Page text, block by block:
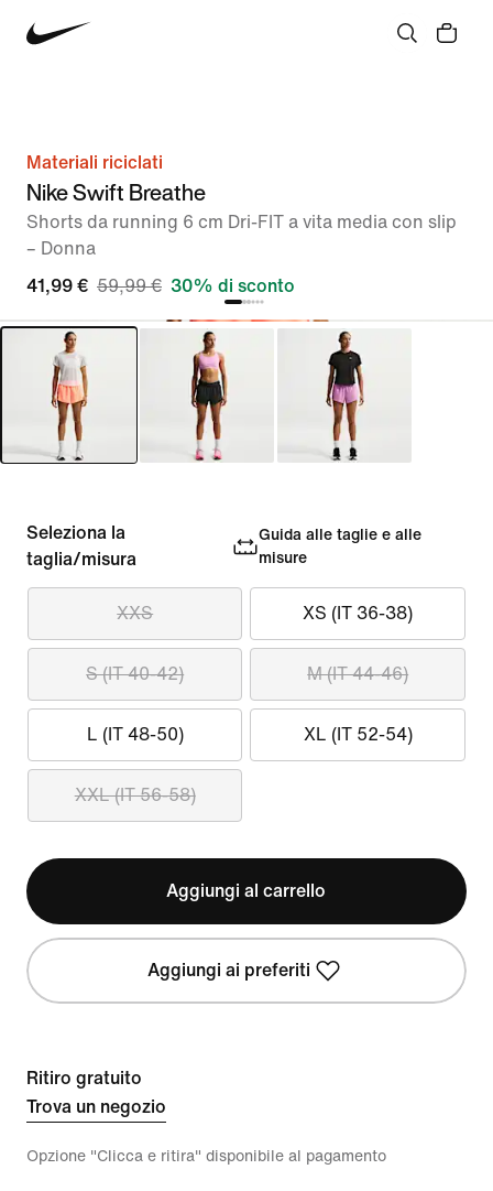
Materiali riciclati
Nike Swift Breathe
Shorts da running 6 cm Dri-FIT a vita media con slip
– Donna
41,99 € 59,99 € 30% di sconto
Seleziona la
taglia/misura
Guida alle taglie e alle
misure
XXS XS (IT 36-38)
S (IT 40-42) M (IT 44-46)
L (IT 48-50) XL (IT 52-54)
XXL (IT 56-58)
Aggiungi al carrello
Aggiungi ai preferiti
Ritiro gratuito
Trova un negozio
Opzione "Clicca e ritira" disponibile al pagamento